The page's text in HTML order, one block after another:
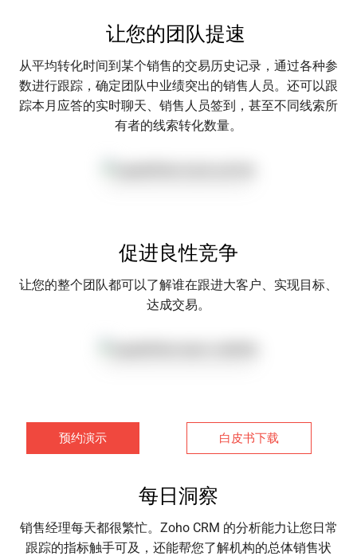
让您的团队提速
从平均转化时间到某个销售的交易历史记录，通过各种参
数进行跟踪，确定团队中业绩突出的销售人员。还可以跟
踪本月应答的实时聊天、销售人员签到，甚至不同线索所
有者的线索转化数量。
促进良性竞争
让您的整个团队都可以了解谁在跟进大客户、实现目标、
达成交易。
预约演示 白皮书下载
每日洞察
销售经理每天都很繁忙。Zoho CRM 的分析能力让您日常
跟踪的指标触手可及，还能帮您了解机构的总体销售状